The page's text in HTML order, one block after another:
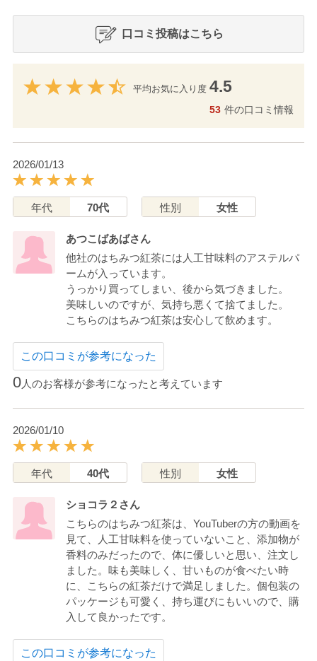
口コミ投稿はこちら
平均お気に入り度 4.5
53 件の口コミ情報
2026/01/13
年代 70代 性別 女性
あつこばあばさん
他社のはちみつ紅茶には人工甘味料のアステルパ
ームが入っています。
うっかり買ってしまい、後から気づきました。
美味しいのですが、気持ち悪くて捨てました。
こちらのはちみつ紅茶は安心して飲めます。
この口コミが参考になった
0人のお客様が参考になったと考えています
2026/01/10
年代 40代 性別 女性
ショコラ２さん
こちらのはちみつ紅茶は、YouTuberの方の動画を
見て、人工甘味料を使っていないこと、添加物が
香料のみだったので、体に優しいと思い、注文し
ました。味も美味しく、甘いものが食べたい時
に、こちらの紅茶だけで満足しました。個包装の
パッケージも可愛く、持ち運びにもいいので、購
入して良かったです。
この口コミが参考になった